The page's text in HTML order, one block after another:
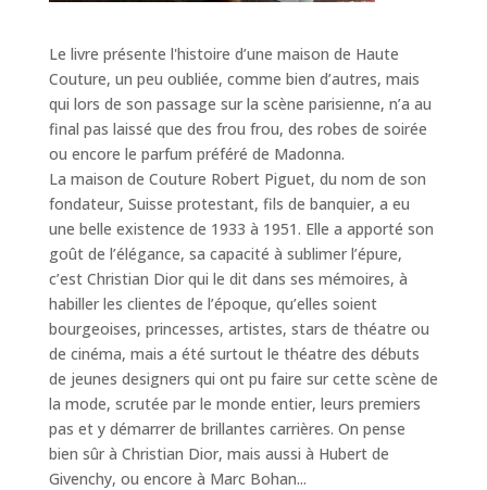
Le livre présente l'histoire d’une maison de Haute
Couture, un peu oubliée, comme bien d’autres, mais
qui lors de son passage sur la scène parisienne, n’a au
final pas laissé que des frou frou, des robes de soirée
ou encore le parfum préféré de Madonna.
La maison de Couture Robert Piguet, du nom de son
fondateur, Suisse protestant, fils de banquier, a eu
une belle existence de 1933 à 1951. Elle a apporté son
goût de l’élégance, sa capacité à sublimer l’épure,
c’est Christian Dior qui le dit dans ses mémoires, à
habiller les clientes de l’époque, qu’elles soient
bourgeoises, princesses, artistes, stars de théatre ou
de cinéma, mais a été surtout le théatre des débuts
de jeunes designers qui ont pu faire sur cette scène de
la mode, scrutée par le monde entier, leurs premiers
pas et y démarrer de brillantes carrières. On pense
bien sûr à Christian Dior, mais aussi à Hubert de
Givenchy, ou encore à Marc Bohan...